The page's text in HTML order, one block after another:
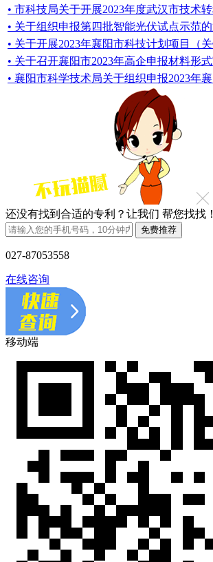
• 市科技局关于开展2023年度武汉市技术
• 关于组织申报第四批智能光伏试点示范
• 关于开展2023年襄阳市科技计划项目（
• 关于召开襄阳市2023年高企申报材料形
• 襄阳市科学技术局关于组织申报2023年
还没有找到合适的专利？让我们 帮您找找！
027-87053558
在线咨询
移动端